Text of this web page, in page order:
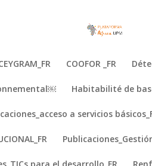
COOFOR _FR
Habitabilité de
a servicios
de Riesgos
de Risques
de Risques